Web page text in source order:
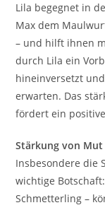
Lila begegnet in
Max dem
– und hilft ihnen
durch Lila ein
hineinversetzt
erwarten. Das
fördert ein
Stärkung von
Insbesondere die
wichtige
Schmetterling –